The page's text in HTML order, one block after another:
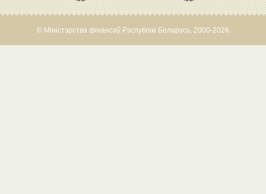
© Міністэрства фінансаў Рэспублікі Беларусь, 2000-2026.